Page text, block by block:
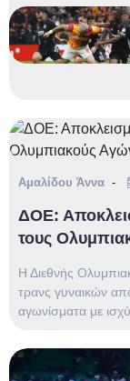
Αμαλίδου Άννα
ΔΟΕ:
τους
Η Διεθνής
τρανς γυναικών
αγωνίσματα με